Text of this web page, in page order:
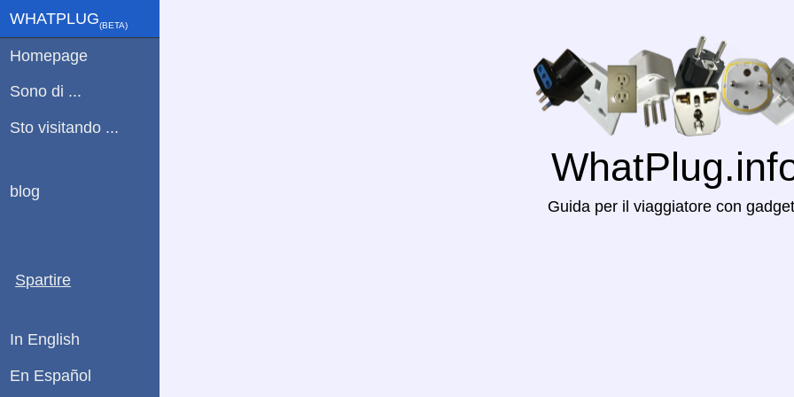
Guida per il viaggiatore con
WHATPLUG(ΒETA)
Homepage
Sono di ...
Sto visitando ...
blog
Spartire
In English
En Español